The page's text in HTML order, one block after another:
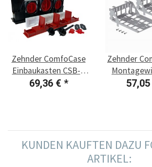
Zehnder ComfoCase
Einbaukasten CSB-P
400
69,36 € *
Zehnder
KUNDEN KAUFTEN DAZU
ARTIKEL: